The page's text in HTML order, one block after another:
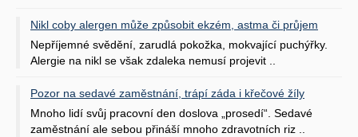
Nikl coby alergen může způsobit ekzém, astma či průjem
Nepříjemné svědění, zarudlá pokožka, mokvající puchýřky.
Alergie na nikl se však zdaleka nemusí projevit ..
Pozor na sedavé zaměstnání, trápí záda i křečové žíly
Mnoho lidí svůj pracovní den doslova „prosedí“. Sedavé
zaměstnání ale sebou přináší mnoho zdravotních riz ..